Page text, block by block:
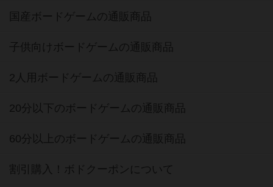
国産ボードゲームの通販商品
子供向けボードゲームの通販商品
2人用ボードゲームの通販商品
20分以下のボードゲームの通販商品
60分以上のボードゲームの通販商品
割引購入！ボドクーポンについて